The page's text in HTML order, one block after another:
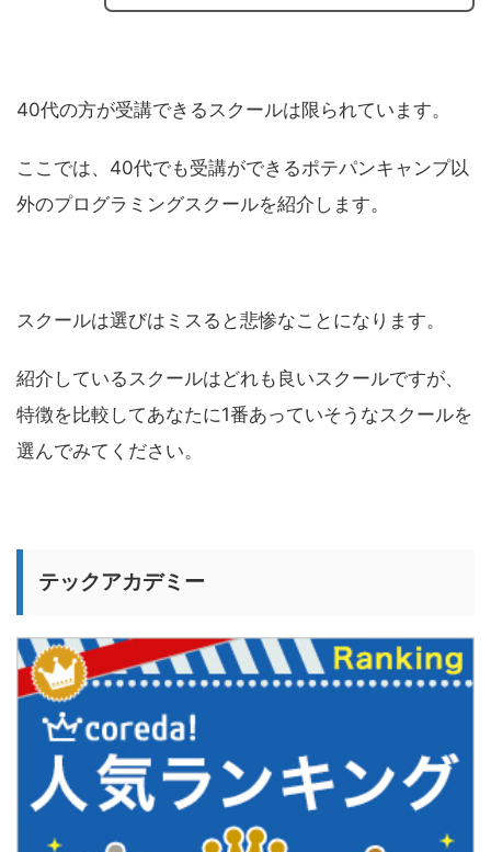
40代の方が受講できるスクールは限られています。
ここでは、40代でも受講ができるポテパンキャンプ以
外のプログラミングスクールを紹介します。
スクールは選びはミスると悲惨なことになります。
紹介しているスクールはどれも良いスクールですが、
特徴を比較してあなたに1番あっていそうなスクールを
選んでみてください。
テックアカデミー